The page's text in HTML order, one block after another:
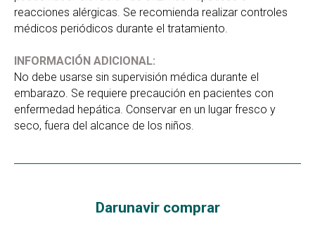
reacciones alérgicas. Se recomienda realizar controles
médicos periódicos durante el tratamiento.
INFORMACIÓN ADICIONAL:
No debe usarse sin supervisión médica durante el
embarazo. Se requiere precaución en pacientes con
enfermedad hepática. Conservar en un lugar fresco y
seco, fuera del alcance de los niños.
Darunavir comprar